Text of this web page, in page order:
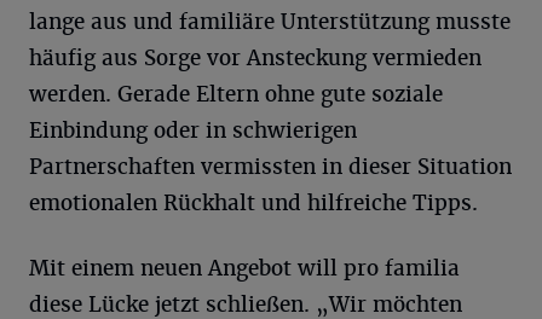
lange aus und familiäre Unterstützung musste
häufig aus Sorge vor Ansteckung vermieden
werden. Gerade Eltern ohne gute soziale
Einbindung oder in schwierigen
Partnerschaften vermissten in dieser Situation
emotionalen Rückhalt und hilfreiche Tipps.
Mit einem neuen Angebot will pro familia
diese Lücke jetzt schließen. „Wir möchten